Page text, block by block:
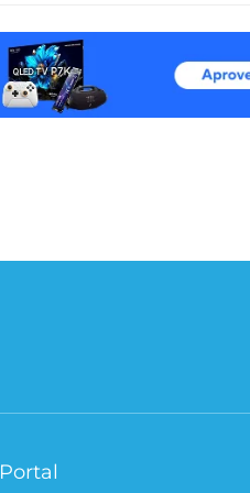
Portal